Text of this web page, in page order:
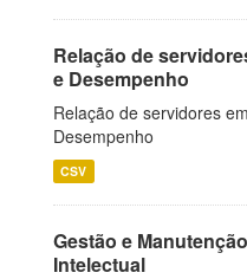
Relação de
e Desempenho
Relação de servidores
Desempenho
CSV
Gestão e
Intelectual